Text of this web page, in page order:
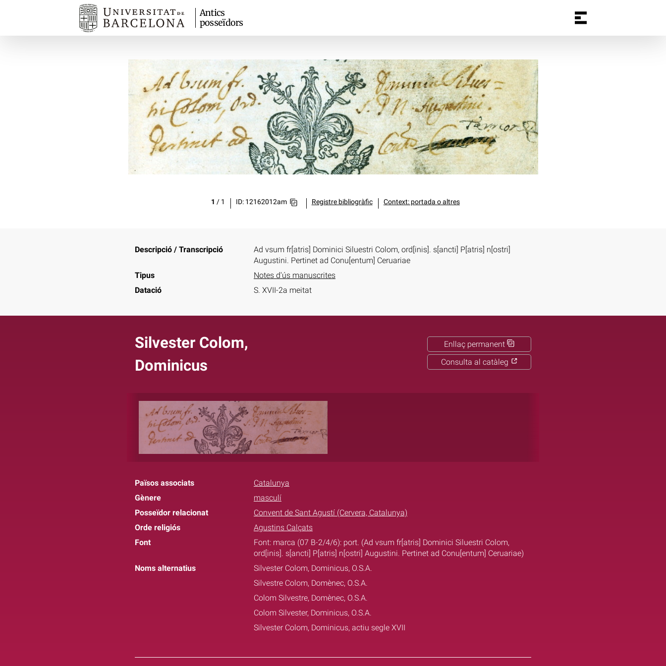
Antics
posseïdors
1 / 1 ID: 12162012am Registre bibliogràfic Context: portada o altres
Descripció / Transcripció
Ad vsum fr[atris] Dominici Siluestri Colom, ord[inis]. s[ancti] P[atris] n[ostri]
Augustini. Pertinet ad Conu[entum] Ceruariae
Tipus
Notes d'ús manuscrites
Datació
S. XVII-2a meitat
Silvester Colom,
Dominicus
Enllaç permanent
Consulta al catàleg
Països associats
Catalunya
Gènere
masculí
Posseïdor relacionat
Convent de Sant Agustí (Cervera, Catalunya)
Orde religiós
Agustins Calçats
Font
Font: marca (07 B-2/4/6): port. (Ad vsum fr[atris] Dominici Siluestri Colom,
ord[inis]. s[ancti] P[atris] n[ostri] Augustini. Pertinet ad Conu[entum] Ceruariae)
Noms alternatius
Silvester Colom, Dominicus, O.S.A.
Silvestre Colom, Domènec, O.S.A.
Colom Silvestre, Domènec, O.S.A.
Colom Silvester, Dominicus, O.S.A.
Silvester Colom, Dominicus, actiu segle XVII